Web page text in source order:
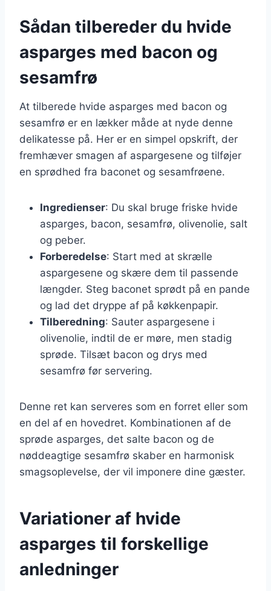
Sådan tilbereder du hvide
asparges med bacon og
sesamfrø
At tilberede hvide asparges med bacon og
sesamfrø er en lækker måde at nyde denne
delikatesse på. Her er en simpel opskrift, der
fremhæver smagen af aspargesene og tilføjer
en sprødhed fra baconet og sesamfrøene.
Ingredienser: Du skal bruge friske hvide
asparges, bacon, sesamfrø, olivenolie, salt
og peber.
Forberedelse: Start med at skrælle
aspargesene og skære dem til passende
længder. Steg baconet sprødt på en pande
og lad det dryppe af på køkkenpapir.
Tilberedning: Sauter aspargesene i
olivenolie, indtil de er møre, men stadig
sprøde. Tilsæt bacon og drys med
sesamfrø før servering.
Denne ret kan serveres som en forret eller som
en del af en hovedret. Kombinationen af de
sprøde asparges, det salte bacon og de
nøddeagtige sesamfrø skaber en harmonisk
smagsoplevelse, der vil imponere dine gæster.
Variationer af hvide
asparges til forskellige
anledninger